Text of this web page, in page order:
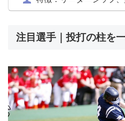
注目選手｜投打の柱を